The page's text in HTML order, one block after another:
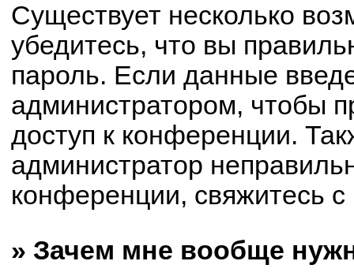
Существует несколько
убедитесь, что вы
пароль. Если данные
администратором, чтобы
доступ к конференции.
администратор
конференции, свяжитесь
» Зачем мне вообще